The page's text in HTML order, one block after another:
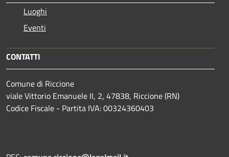
Luoghi
Eventi
CONTATTI
Comune di Riccione
viale Vittorio Emanuele II, 2, 47838, Riccione (RN)
Codice Fiscale - Partita IVA: 00324360403